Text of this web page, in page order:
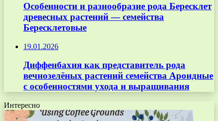
Особенности и разнообразие рода Бересклет
древесных растений — семейства
Бересклетовые
19.01.2026
Диффенбахия как представитель рода
вечнозелёных растений семейства Ароидные
с особенностями ухода и выращивания
Интересно